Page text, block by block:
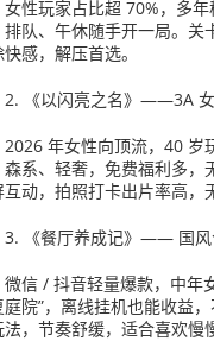
女性玩家占比超 70%，多
排队、午休随手开一局。关
感，解压首选。
2. 《以闪亮之名》——3A
2026 年女性向顶流，40 岁
森系、轻奢，免费福利多，
互动，拍照打卡出片率高，
3. 《餐厅养成记》—— 国风
微信 / 抖音轻量爆款，中年
庭院”，离线挂机也能收益
法，节奏舒缓，适合喜欢慢